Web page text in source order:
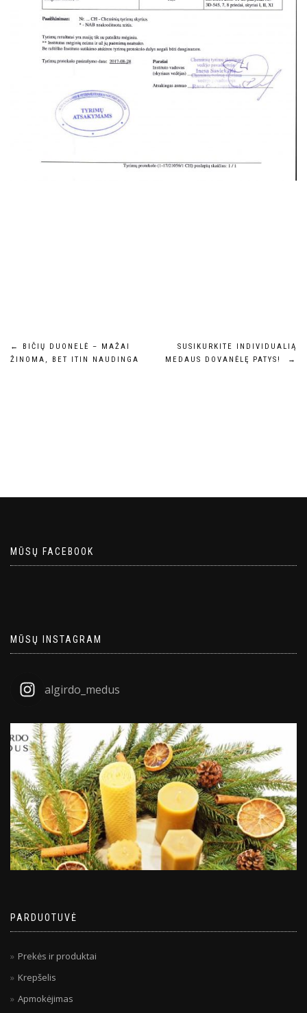
Navigacija
←
BIČIŲ DUONELĖ – MAŽAI
ŽINOMA, BET ITIN NAUDINGA
SUSIKURKITE INDIVIDUALIĄ
MEDAUS DOVANĖLĘ PATYS!
→
MŪSŲ FACEBOOK
MŪSŲ INSTAGRAM
algirdo_medus
PARDUOTUVĖ
Prekės ir produktai
Krepšelis
Apmokėjimas